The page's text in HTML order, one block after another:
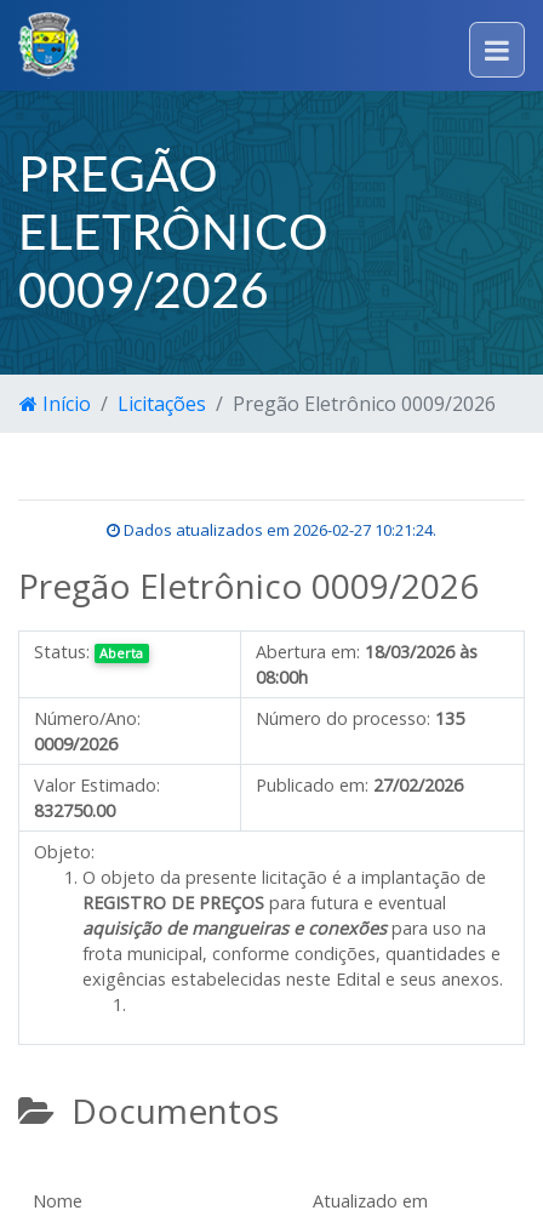
PREGÃO
ELETRÔNICO
0009/2026
Início Licitações Pregão Eletrônico 0009/2026
Dados atualizados em 2026-02-27 10:21:24.
Pregão Eletrônico 0009/2026
Status: Aberta Abertura em: 18/03/2026 às
08:00h
Número/Ano:
0009/2026
Número do processo: 135
Valor Estimado:
832750.00
Publicado em: 27/02/2026
Objeto:
O objeto da presente licitação é a implantação de
REGISTRO DE PREÇOS para futura e eventual
aquisição de mangueiras e conexõespara uso na
frota municipal, conforme condições, quantidades e
exigências estabelecidas neste Edital e seus anexos.
Documentos
Nome
Atualizado em